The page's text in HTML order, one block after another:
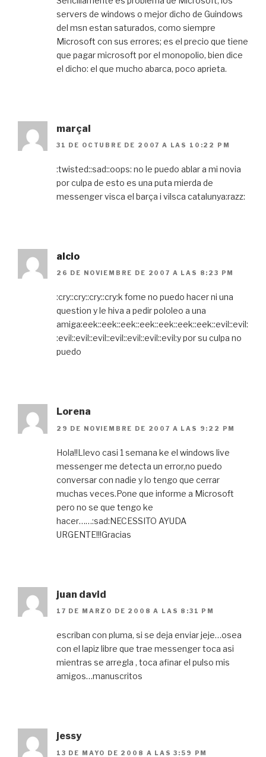
servers de windows o mejor dicho de Guindows
del msn estan saturados, como siempre
Microsoft con sus errores; es el precio que tiene
que pagar microsoft por el monopolio, bien dice
el dicho: el que mucho abarca, poco aprieta.
marçal
31 DE OCTUBRE DE 2007 A LAS 10:22 PM
:twisted::sad::oops: no le puedo ablar a mi novia
por culpa de esto es una puta mierda de
messenger visca el barça i vilsca catalunya:razz:
alcio
26 DE NOVIEMBRE DE 2007 A LAS 8:23 PM
:cry::cry::cry::cry:k fome no puedo hacer ni una
question y le hiva a pedir pololeo a una
amiga:eek::eek::eek::eek::eek::eek::eek::evil::evil:
:evil::evil::evil::evil::evil::evil::evil:y por su culpa no
puedo
Lorena
29 DE NOVIEMBRE DE 2007 A LAS 9:22 PM
Hola!!Llevo casi 1 semana ke el windows live
messenger me detecta un error,no puedo
conversar con nadie y lo tengo que cerrar
muchas veces.Pone que informe a Microsoft
pero no se que tengo ke
hacer……:sad:NECESSITO AYUDA
URGENTE!!!Gracias
juan david
17 DE MARZO DE 2008 A LAS 8:31 PM
escriban con pluma, si se deja enviar jeje…osea
con el lapiz libre que trae messenger toca asi
mientras se arregla , toca afinar el pulso mis
amigos…manuscritos
jessy
13 DE MAYO DE 2008 A LAS 3:59 PM